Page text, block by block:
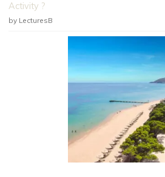
Activity ?
by LecturesB